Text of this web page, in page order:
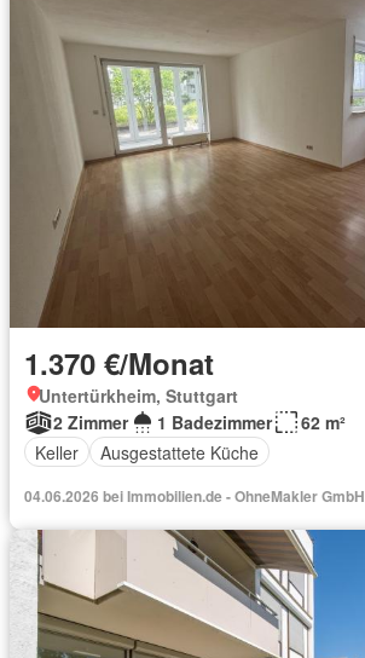
1.370 €/Monat
Untertürkheim, Stuttgart
2 Zimmer
1 Badezimmer
62 m²
Keller
Ausgestattete Küche
04.06.2026 bei Immobilien.de - OhneMakler GmbH